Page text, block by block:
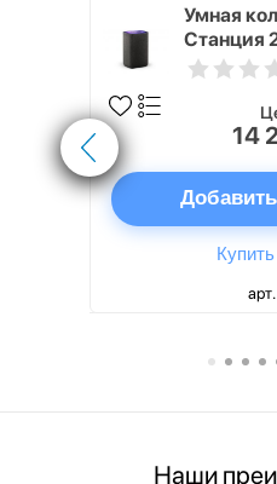
Умная
Станция
14
Наши